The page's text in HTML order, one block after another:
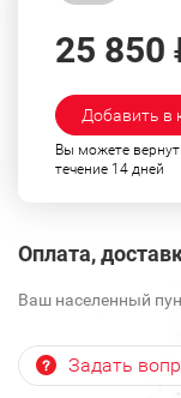
25 850
Добавить в
Вы можете
течение 14 дней
Оплата,
Ваш населенный
Задать